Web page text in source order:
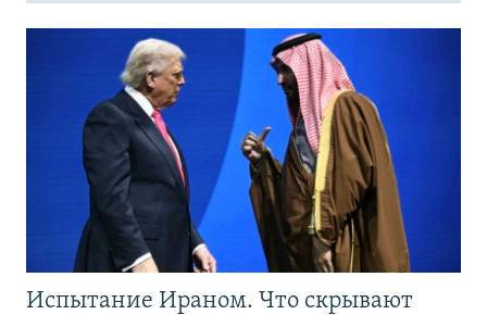
Испытание Ираном. Что скрывают